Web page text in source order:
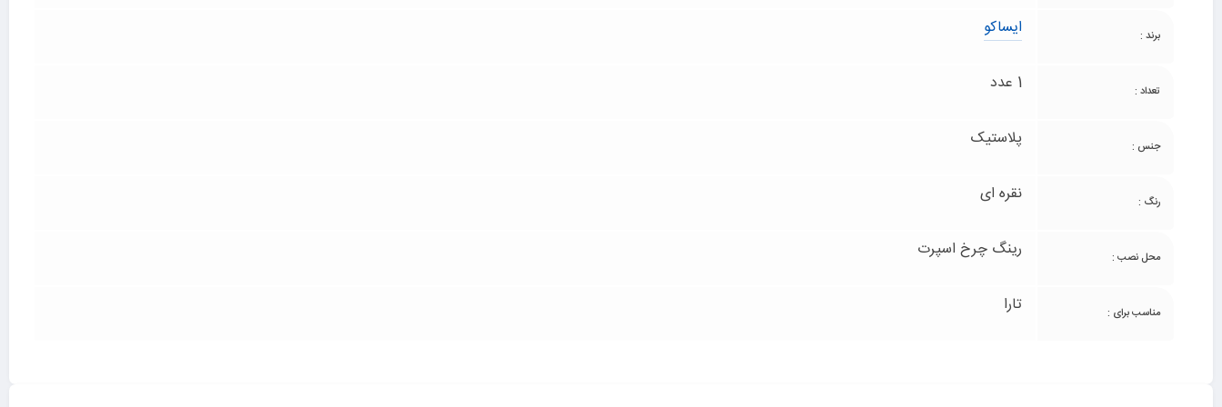
برند : ایساکو
تعداد : 1 عدد
جنس : پلاستیک
رنگ : نقره ای
محل نصب : رینگ چرخ اسپرت
مناسب برای : تارا